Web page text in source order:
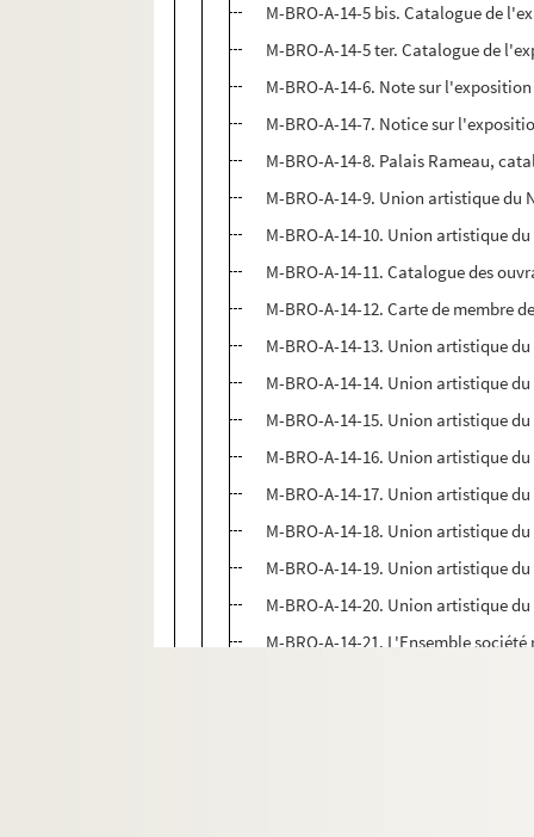
M-BRO-A-14-5 bis. Catalogue de
M-BRO-A-14-5 ter. Catalogue de
M-BRO-A-14-6. Note sur
M-BRO-A-14-7. Notice sur
M-BRO-A-14-8. Palais Rameau,
M-BRO-A-14-9. Union artistique du
M-BRO-A-14-10. Union artistique
M-BRO-A-14-11. Catalogue des
M-BRO-A-14-12. Carte de membre
M-BRO-A-14-13. Union artistique
M-BRO-A-14-14. Union artistique
M-BRO-A-14-15. Union artistique
M-BRO-A-14-16. Union artistique
M-BRO-A-14-17. Union artistique
M-BRO-A-14-18. Union artistique
M-BRO-A-14-19. Union artistique
M-BRO-A-14-20. Union artistique
M-BRO-A-14-21. L'Ensemble